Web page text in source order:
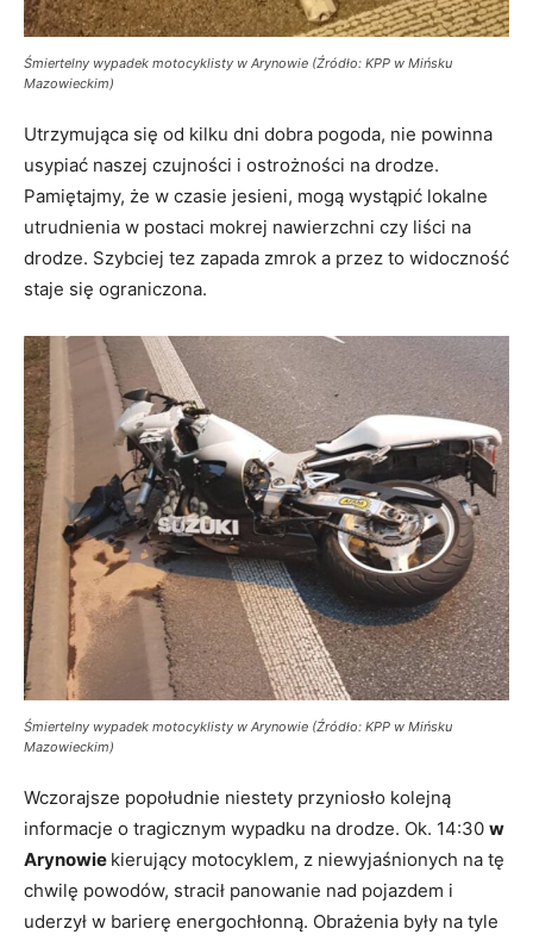
Śmiertelny wypadek motocyklisty w Arynowie (Źródło: KPP w Mińsku
Mazowieckim)
Utrzymująca się od kilku dni dobra pogoda, nie powinna
usypiać naszej czujności i ostrożności na drodze.
Pamiętajmy, że w czasie jesieni, mogą wystąpić lokalne
utrudnienia w postaci mokrej nawierzchni czy liści na
drodze. Szybciej tez zapada zmrok a przez to widoczność
staje się ograniczona.
Śmiertelny wypadek motocyklisty w Arynowie (Źródło: KPP w Mińsku
Mazowieckim)
Wczorajsze popołudnie niestety przyniosło kolejną
informacje o tragicznym wypadku na drodze. Ok. 14:30 w
Arynowie kierujący motocyklem, z niewyjaśnionych na tę
chwilę powodów, stracił panowanie nad pojazdem i
uderzył w barierę energochłonną. Obrażenia były na tyle